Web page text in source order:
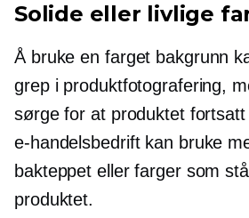
Solide eller livlige
Å bruke en farget bakgrunn
grep i produktfotografering,
sørge for at produktet
e-handelsbedrift kan bruke
bakteppet eller farger som
produktet.